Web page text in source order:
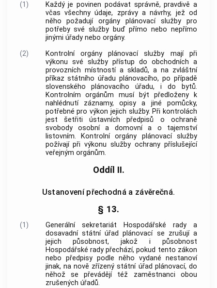
(1)
Každý je povinen podávat správně, pravdivě a
včas všechny údaje, zprávy a návrhy, jež od
něho požadují orgány plánovací služby pro
potřeby své služby buď přímo nebo nepřímo
jinými úřady nebo orgány.
(2)
Kontrolní orgány plánovací služby mají při
výkonu své služby přístup do obchodních a
provozních místností a skladů, a na zvláštní
příkaz státního úřadu plánovacího, po případě
slovenského plánovacího úřadu, i do bytů.
Kontrolním orgánům musí být předloženy k
nahlédnutí záznamy, opisy a jiné pomůcky,
potřebné pro výkon jejich služby. Při kontrolách
jest šetřiti ústavních předpisů o ochraně
svobody osobní a domovní a o tajemství
listovním. Kontrolní orgány plánovací služby
požívají při výkonu služby ochrany příslušející
veřejným orgánům.
Oddíl II.
Ustanovení přechodná a závěrečná.
§ 13.
(1)
Generální sekretariát Hospodářské rady a
dosavadní státní úřad plánovací se zrušují a
jejich působnost, jakož i působnost
Hospodářské rady přechází, pokud tento zákon
nebo předpisy podle něho vydané nestanoví
jinak, na nově zřízený státní úřad plánovací, do
něhož se převádějí též zaměstnanci obou
zrušených úřadů.